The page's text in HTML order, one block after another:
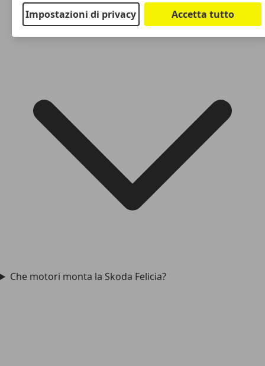
Che motori monta la Skoda Felicia?
Impostazioni di privacy Accetta tutto